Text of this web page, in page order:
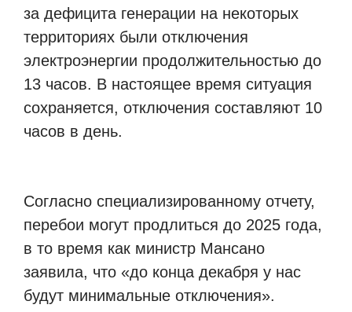
за дефицита генерации на некоторых
территориях были отключения
электроэнергии продолжительностью до
13 часов. В настоящее время ситуация
сохраняется, отключения составляют 10
часов в день.
Согласно специализированному отчету,
перебои могут продлиться до 2025 года,
в то время как министр Мансано
заявила, что «до конца декабря у нас
будут минимальные отключения».